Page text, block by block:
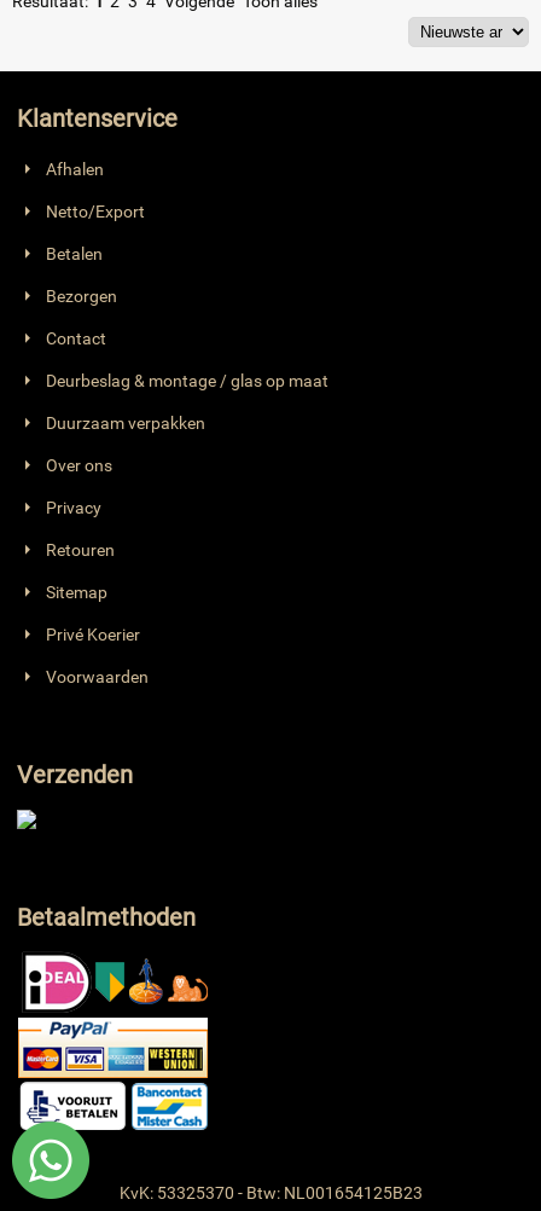
Klantenservice
Afhalen
Netto/Export
Betalen
Bezorgen
Contact
Deurbeslag & montage / glas op maat
Duurzaam verpakken
Over ons
Privacy
Retouren
Sitemap
Privé Koerier
Voorwaarden
Verzenden
Betaalmethoden
KvK: 53325370 - Btw: NL001654125B23